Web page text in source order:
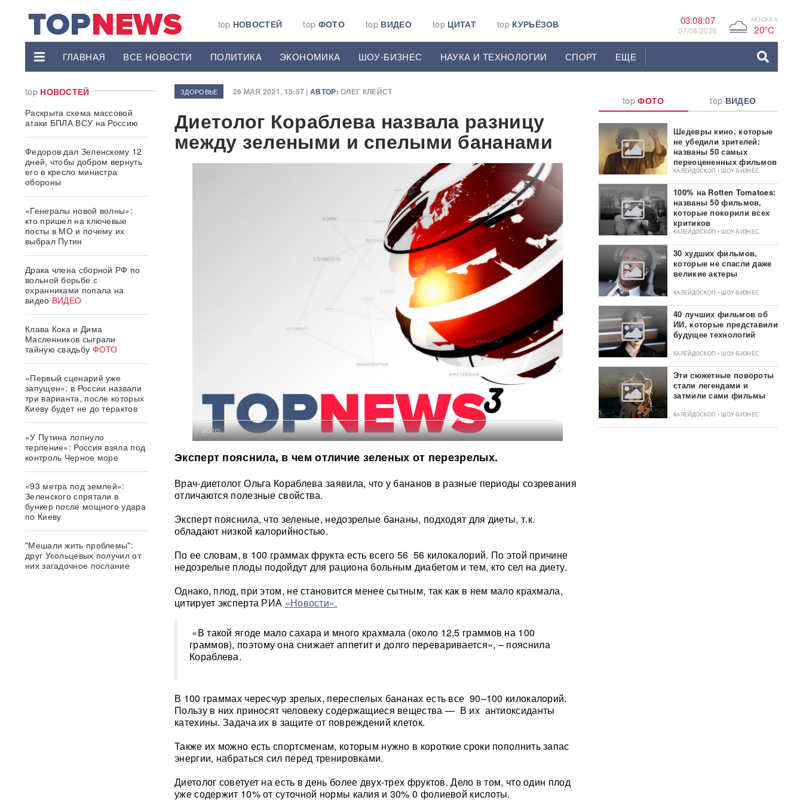
top НОВОСТЕЙ top ФОТО top ВИДЕО top ЦИТАТ top КУРЬЁЗОВ 03:08:08
07/08/2026 G МОСКВА
20°C
ГЛАВНАЯ ВСЕ НОВОСТИ ПОЛИТИКА ЭКОНОМИКА ШОУ-БИЗНЕС НАУКА И ТЕХНОЛОГИИ СПОРТ ЕЩЕ
top НОВОСТЕЙ
Раскрыта схема массовой
атаки БПЛА ВСУ на Россию
Федоров дал Зеленскому 12
дней, чтобы добром вернуть
его в кресло министра
обороны
«Генералы новой волны»:
кто пришел на ключевые
посты в МО и почему их
выбрал Путин
Драка члена сборной РФ по
вольной борьбе с
охранниками попала на
видео ВИДЕО
Клава Кока и Дима
Масленников сыграли
тайную свадьбу ФОТО
«Первый сценарий уже
запущен»: в России назвали
три варианта, после которых
Киеву будет не до терактов
«У Путина лопнуло
терпение»: Россия взяла под
контроль Черное море
«93 метра под землей»:
Зеленского спрятали в
бункер после мощного удара
по Киеву
"Мешали жить проблемы":
друг Усольцевых получил от
них загадочное послание
ЗДОРОВЬЕ 26 МАЯ 2021, 15:57 | АВТОР: ОЛЕГ КЛЕЙСТ
Диетолог Кораблева назвала разницу
между зелеными и спелыми бананами
ФОТО:
Эксперт пояснила, в чем отличие зеленых от перезрелых.
Врач-диетолог Ольга Кораблева заявила, что у бананов в разные периоды созревания
отличаются полезные свойства.
Эксперт пояснила, что зеленые, недозрелые бананы, подходят для диеты, т.к.
обладают низкой калорийностью.
По ее словам, в 100 граммах фрукта есть всего 56 56 килокалорий. По этой причине
недозрелые плоды подойдут для рациона больным диабетом и тем, кто сел на диету.
Однако, плод, при этом, не становится менее сытным, так как в нем мало крахмала,
цитирует эксперта РИА «Новости».
«В такой ягоде мало сахара и много крахмала (около 12,5 граммов на 100
граммов), поэтому она снижает аппетит и долго переваривается», – пояснила
Кораблева.
В 100 граммах чересчур зрелых, переспелых бананах есть все 90–100 килокалорий.
Пользу в них приносят человеку содержащиеся вещества — В их антиоксиданты
катехины. Задача их в защите от повреждений клеток.
Также их можно есть спортсменам, которым нужно в короткие сроки пополнить запас
энергии, набраться сил перед тренировками.
Диетолог советует на есть в день более двух-трех фруктов. Дело в том, что один плод
уже содержит 10% от суточной нормы калия и 30% 0 фолиевой кислоты.
topФОТО top ВИДЕО
Шедевры кино, которые
не убедили зрителей:
названы 50 самых
переоцененных фильмов
КАЛЕЙДОСКОП • ШОУ-БИЗНЕС
100% на Rotten Tomatoes:
названы 50 фильмов,
которые покорили всех
критиков
КАЛЕЙДОСКОП • ШОУ-БИЗНЕС
30 худших фильмов,
которые не спасли даже
великие актеры
КАЛЕЙДОСКОП • ШОУ-БИЗНЕС
40 лучших фильмов об
ИИ, которые представили
будущее технологий
КАЛЕЙДОСКОП • ШОУ-БИЗНЕС
Эти сюжетные повороты
стали легендами и
затмили сами фильмы
КАЛЕЙДОСКОП • ШОУ-БИЗНЕС